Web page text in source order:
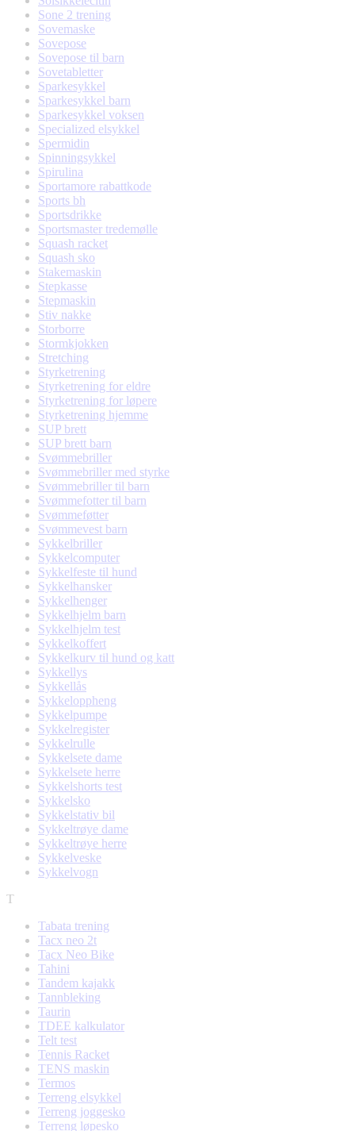
Sone 2 trening
Sovemaske
Sovepose
Sovepose til barn
Sovetabletter
Sparkesykkel
Sparkesykkel barn
Sparkesykkel voksen
Specialized elsykkel
Spermidin
Spinningsykkel
Spirulina
Sportamore rabattkode
Sports bh
Sportsdrikke
Sportsmaster tredemølle
Squash racket
Squash sko
Stakemaskin
Stepkasse
Stepmaskin
Stiv nakke
Storborre
Stormkjokken
Stretching
Styrketrening
Styrketrening for eldre
Styrketrening for løpere
Styrketrening hjemme
SUP brett
SUP brett barn
Svømmebriller
Svømmebriller med styrke
Svømmebriller til barn
Svømmefotter til barn
Svømmeføtter
Svømmevest barn
Sykkelbriller
Sykkelcomputer
Sykkelfeste til hund
Sykkelhansker
Sykkelhenger
Sykkelhjelm barn
Sykkelhjelm test
Sykkelkoffert
Sykkelkurv til hund og katt
Sykkellys
Sykkellås
Sykkeloppheng
Sykkelpumpe
Sykkelregister
Sykkelrulle
Sykkelsete dame
Sykkelsete herre
Sykkelshorts test
Sykkelsko
Sykkelstativ bil
Sykkeltrøye dame
Sykkeltrøye herre
Sykkelveske
Sykkelvogn
T
Tabata trening
Tacx neo 2t
Tacx Neo Bike
Tahini
Tandem kajakk
Tannbleking
Taurin
TDEE kalkulator
Telt test
Tennis Racket
TENS maskin
Termos
Terreng elsykkel
Terreng joggesko
Terreng løpesko